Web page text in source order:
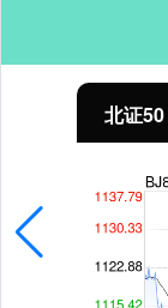
北证50